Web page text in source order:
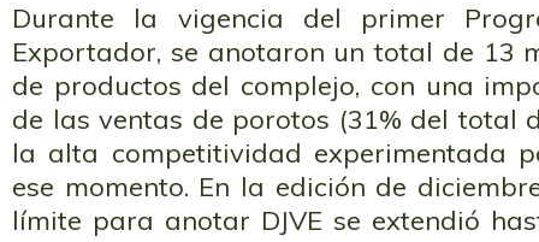
Durante la vigencia del primer
Exportador, se anotaron un total de 13
de productos del complejo, con una
de las ventas de porotos (31% del total
la alta competitividad experimentada
ese momento. En la edición de
límite para anotar DJVE se extendió